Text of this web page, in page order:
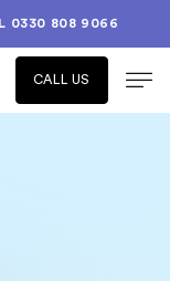
0330 808 9066
CALL US